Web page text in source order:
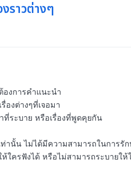
ราวต่างๆ
งการคำแนะนำ
องต่างๆที่เจอมา
ที่ระบาย หรือเรื่องที่พูดคุยกัน
ท่านั้น ไม่ได้มีความสามารถในการ
ใครฟังได้ หรือไม่สามารถระบายให้